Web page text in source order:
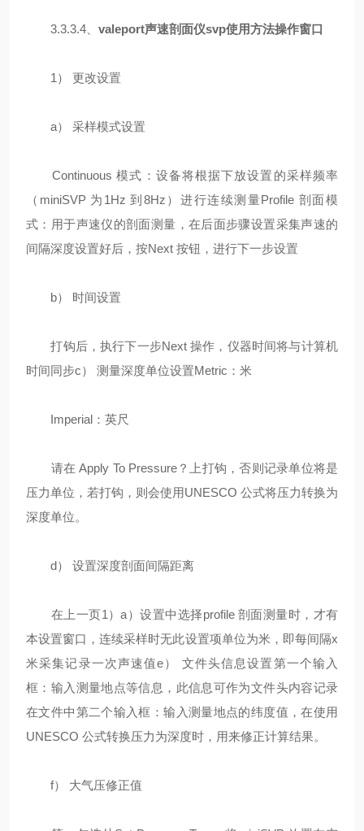
3.3.3.4、 valeport声速剖面仪svp使用方法操作窗口
1） 更改设置
a） 采样模式设置
Continuous 模式：设备将根据下放设置的采样频率
（miniSVP 为1Hz 到8Hz）进行连续测量Profile 剖面模
式：用于声速仪的剖面测量，在后面步骤设置采集声速的
间隔深度设置好后，按Next 按钮，进行下一步设置
b） 时间设置
打钩后，执行下一步Next 操作，仪器时间将与计算机
时间同步c） 测量深度单位设置Metric：米
Imperial：英尺
请在 Apply To Pressure？上打钩，否则记录单位将是
压力单位，若打钩，则会使用UNESCO 公式将压力转换为
深度单位。
d） 设置深度剖面间隔距离
在上一页1）a）设置中选择profile 剖面测量时，才有
本设置窗口，连续采样时无此设置项单位为米，即每间隔x
米采集记录一次声速值e） 文件头信息设置第一个输入
框：输入测量地点等信息，此信息可作为文件头内容记录
在文件中第二个输入框：输入测量地点的纬度值，在使用
UNESCO 公式转换压力为深度时，用来修正计算结果。
f） 大气压修正值